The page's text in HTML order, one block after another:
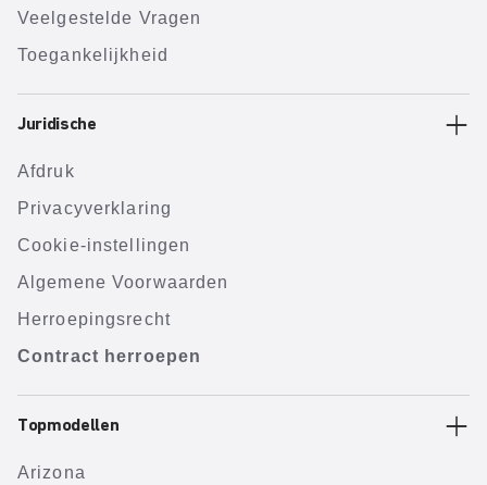
Veelgestelde Vragen
Toegankelijkheid
Juridische
Afdruk
Privacyverklaring
Cookie-instellingen
Algemene Voorwaarden
Herroepingsrecht
Contract herroepen
Topmodellen
Arizona